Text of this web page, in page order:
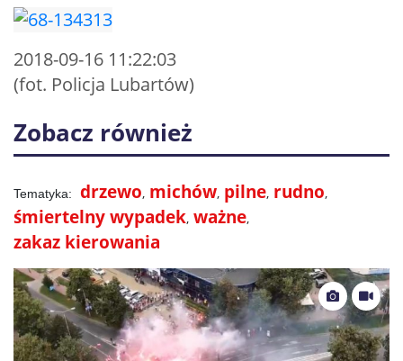
2018-09-16 11:22:03
(fot. Policja Lubartów)
Zobacz również
drzewo michów pilne rudno
śmiertelny wypadek ważne
zakaz kierowania